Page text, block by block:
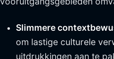
Slimmere
om lastige culturele
uitdrukkingen aan te